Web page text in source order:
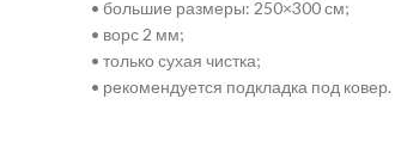
• большие размеры: 250×300 см;
• ворс 2 мм;
• только сухая чистка;
• рекомендуется подкладка под ковер.